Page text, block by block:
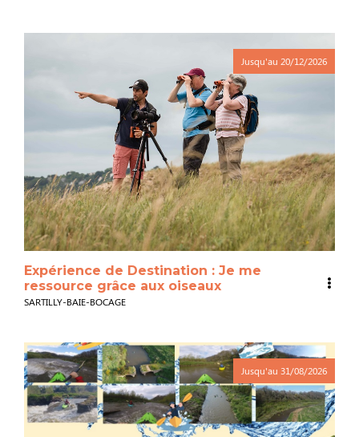
Jusqu'au 20/12/2026
Expérience de Destination : Je me
ressource grâce aux oiseaux
SARTILLY-BAIE-BOCAGE
Jusqu'au 31/08/2026